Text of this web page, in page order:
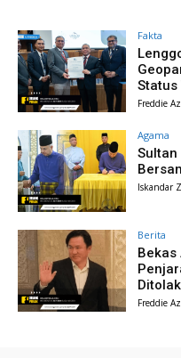
Fakta
Status
Freddie
Agama
Sultan
Iskandar
Berita
Bekas
Freddie